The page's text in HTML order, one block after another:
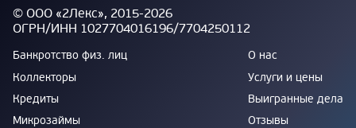
© ООО «2Лекс», 2015-2026
ОГРН/ИНН 1027704016196/7704250112
Банкротство физ. лиц
Коллекторы
Кредиты
Микрозаймы
О нас
Услуги и цены
Выигранные дела
Отзывы